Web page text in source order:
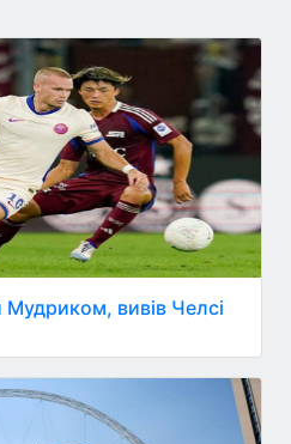
Мудриком, вивів Челсі